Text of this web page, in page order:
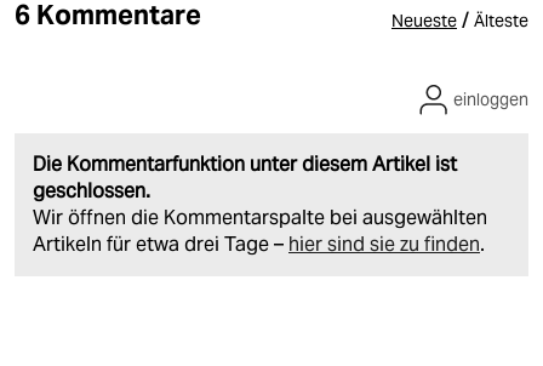
6 Kommentare Neueste / Älteste
Die Kommentarfunktion unter diesem Artikel ist
geschlossen.
Wir öffnen die Kommentarspalte bei ausgewählten
Artikeln für etwa drei Tage – hier sind sie zu finden.
einloggen